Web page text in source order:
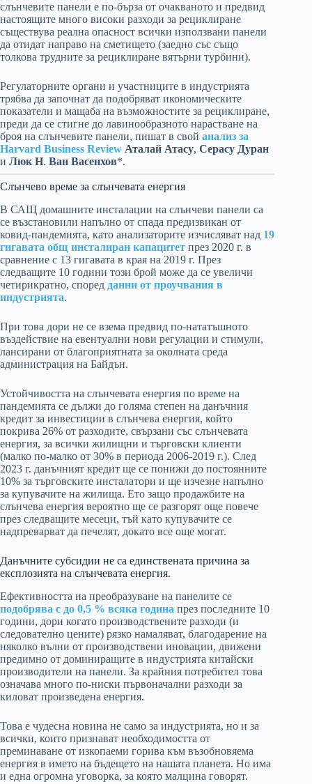
слънчевите панели е по-бърза от очакваното и предвид
настоящите много високи разходи за рециклиране
съществува реална опасност всички използвани панели
да отидат направо на сметището (заедно със също
толкова трудните за рециклиране вятърни турбини).
Регулаторните органи и участниците в индустрията
трябва да започнат да подобряват икономическите
показатели и мащаба на възможностите за рециклиране,
преди да се стигне до лавинообразното нарастване на
броя на слънчевите панели, пишат в свой анализ за
Harvard Business Review Аталай Атасу, Серасу Дуран
и Люк Н. Ван Васенхов*.
Слънчево време за слънчевата енергия
В САЩ домашните инсталации на слънчеви панели са
се възстановили напълно от спада предизвикан от
ковид-пандемията, като анализаторите изчисляват над 19
гигавата общ инсталиран капацитет през 2020 г. в
сравнение с 13 гигавата в края на 2019 г. През
следващите 10 години този брой може да се увеличи
четирикратно, според данни от проучвания в
индустрията.
При това дори не се взема предвид по-нататъшното
въздействие на евентуални нови регулации и стимули,
лансирани от благоприятната за околната среда
администрация на Байдън.
Устойчивостта на слънчевата енергия по време на
пандемията се дължи до голяма степен на данъчния
кредит за инвестиции в слънчева енергия, който
покрива 26% от разходите, свързани със слънчевата
енергия, за всички жилищни и търговски клиенти
(малко по-малко от 30% в периода 2006-2019 г.). След
2023 г. данъчният кредит ще се понижи до постоянните
10% за търговските инсталатори и ще изчезне напълно
за купувачите на жилища. Ето защо продажбите на
слънчева енергия вероятно ще се разгорят още повече
през следващите месеци, тъй като купувачите се
надпреварват да печелят, докато все още могат.
Данъчните субсидии не са единствената причина за
експлозията на слънчевата енергия.
Ефективността на преобразуване на панелите се
подобрява с до 0,5 % всяка година през последните 10
години, дори когато производствените разходи (и
следователно цените) рязко намаляват, благодарение на
няколко вълни от производствени иновации, движени
предимно от доминиращите в индустрията китайски
производители на панели. За крайния потребител това
означава много по-ниски първоначални разходи за
киловат произведена енергия.
Това е чудесна новина не само за индустрията, но и за
всички, които признават необходимостта от
преминаване от изкопаеми горива към възобновяема
енергия в името на бъдещето на нашата планета. Но има
и една огромна уговорка, за която малцина говорят.